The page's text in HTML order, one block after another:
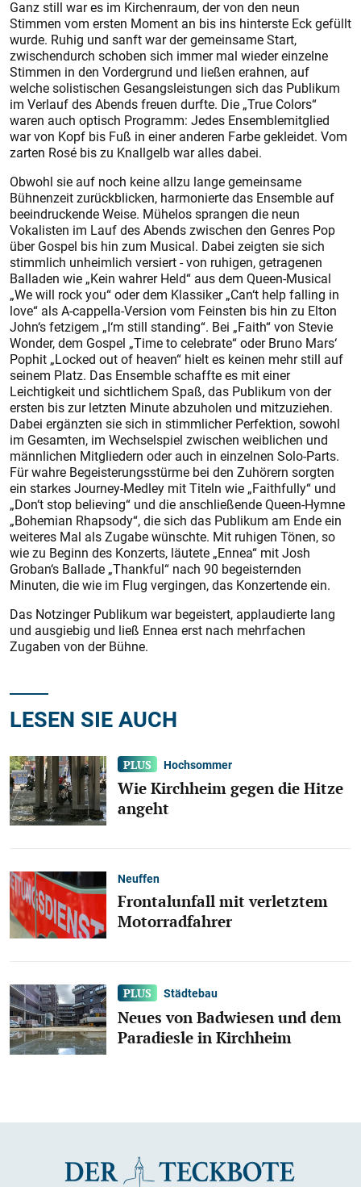
Ganz still war es im Kirchenraum, der von den neun
Stimmen vom ersten Moment an bis ins hinterste Eck gefüllt
wurde. Ruhig und sanft war der gemeinsame Start,
zwischendurch schoben sich immer mal wieder einzelne
Stimmen in den Vordergrund und ließen erahnen, auf
welche solistischen Gesangsleistungen sich das Publikum
im Verlauf des Abends freuen durfte. Die „True Colors“
waren auch optisch Programm: Jedes Ensemblemitglied
war von Kopf bis Fuß in einer anderen Farbe gekleidet. Vom
zarten Rosé bis zu Knallgelb war alles dabei.
Obwohl sie auf noch keine allzu lange gemeinsame
Bühnenzeit zurückblicken, harmonierte das Ensemble auf
beeindruckende Weise. Mühelos sprangen die neun
Vokalisten im Lauf des Abends zwischen den Genres Pop
über Gospel bis hin zum Musical. Dabei zeigten sie sich
stimmlich unheimlich versiert - von ruhigen, getragenen
Balladen wie „Kein wahrer Held“ aus dem Queen-Musical
„We will rock you“ oder dem Klassiker „Can‘t help falling in
love“ als A-cappella-Version vom Feinsten bis hin zu Elton
John‘s fetzigem „I‘m still standing“. Bei „Faith“ von Stevie
Wonder, dem Gospel „Time to celebrate“ oder Bruno Mars‘
Pophit „Locked out of heaven“ hielt es keinen mehr still auf
seinem Platz. Das Ensemble schaffte es mit einer
Leichtigkeit und sichtlichem Spaß, das Publikum von der
ersten bis zur letzten Minute abzuholen und mitzuziehen.
Dabei ergänzten sie sich in stimmlicher Perfektion, sowohl
im Gesamten, im Wechselspiel zwischen weiblichen und
männlichen Mitgliedern oder auch in einzelnen Solo-Parts.
Für wahre Begeis­terungsstürme bei den Zuhörern sorgten
ein starkes Journey-Medley mit Titeln wie „Faithfully“ und
„Don‘t stop believing“ und die anschließende Queen-Hymne
„Bohemian Rhapsody“, die sich das Publikum am Ende ein
weiteres Mal als Zugabe wünschte. Mit ruhigen Tönen, so
wie zu Beginn des Konzerts, läutete „Ennea“ mit Josh
Groban‘s Ballade „Thankful“ nach 90 begeisternden
Minuten, die wie im Flug vergingen, das Konzert­ende ein.
Das Notzinger Publikum war begeistert, applaudierte lang
und ausgiebig und ließ Ennea erst nach mehrfachen
Zugaben von der Bühne.
LESEN SIE AUCH
Hochsommer
Wie Kirchheim gegen die Hitze
angeht
Neuffen
Frontalunfall mit verletztem
Motorradfahrer
Städtebau
Neues von Badwiesen und dem
Paradiesle in Kirchheim